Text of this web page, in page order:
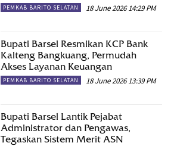
PEMKAB BARITO SELATAN 18 June 2026 14:29 PM
Bupati Barsel Resmikan KCP Bank
Kalteng Bangkuang, Permudah
Akses Layanan Keuangan
PEMKAB BARITO SELATAN 18 June 2026 13:39 PM
Bupati Barsel Lantik Pejabat
Administrator dan Pengawas,
Tegaskan Sistem Merit ASN